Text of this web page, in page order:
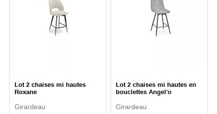
Lot 2 chaises mi hautes
Roxane
Girardeau
Lot 2 chaises mi hautes en
bouclettes Angel'o
Girardeau